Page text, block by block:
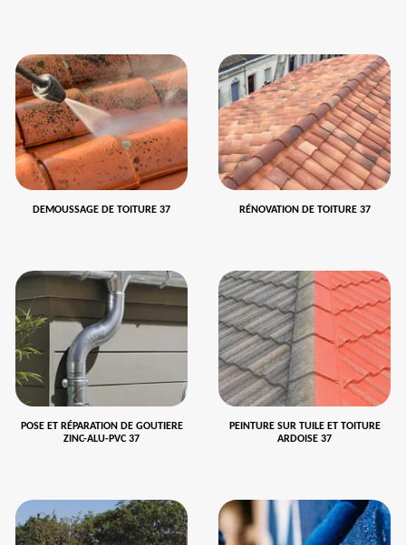
DEMOUSSAGE DE TOITURE 37 RÉNOVATION DE TOITURE 37
POSE ET RÉPARATION DE GOUTIERE
ZINC-ALU-PVC 37
PEINTURE SUR TUILE ET TOITURE
ARDOISE 37